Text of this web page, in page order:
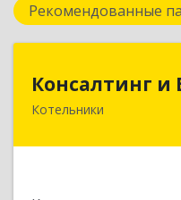
Рекомендованные
Консалтинг и
Котельники140054,